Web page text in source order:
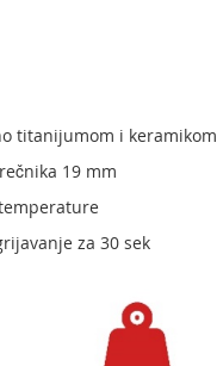
titanijumom i keramikom
19 mm
za 30 sek